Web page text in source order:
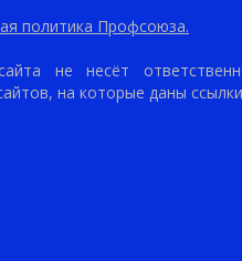
политика Профсоюза.
не несёт
на которые даны